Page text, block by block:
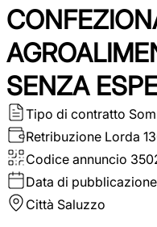
SENZA
Tipo di contratto
Retribuzione Lorda
Codice annuncio
Data di pubblicazione
Città Saluzzo